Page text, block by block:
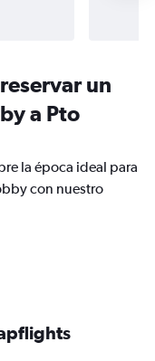
un
a Pto
la época ideal para
con nuestro